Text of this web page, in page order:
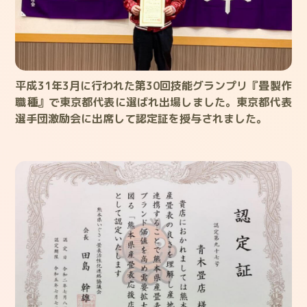
平成31年3月に行われた第30回技能グランプリ『畳製作
職種』で東京都代表に選ばれ出場しました。東京都代表
選手団激励会に出席して認定証を授与されました。